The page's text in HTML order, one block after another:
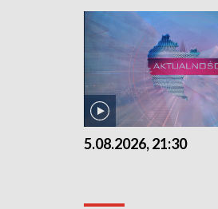
5.08.2026, 21:30